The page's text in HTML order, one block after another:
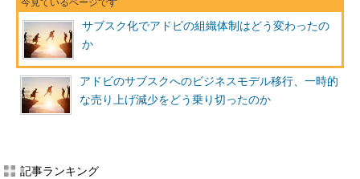
サブスク化でアドビの組織体制はどう変わったの
か
アドビのサブスクへのビジネスモデル移行、一時的
な売り上げ減少をどう乗り切ったのか
記事ランキング